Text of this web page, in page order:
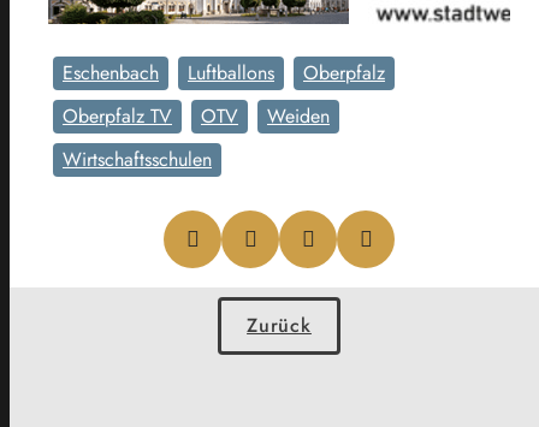
Eschenbach Luftballons
Oberpfalz
Oberpfalz TV
OTV
Weiden
Wirtschaftsschulen
Zurück